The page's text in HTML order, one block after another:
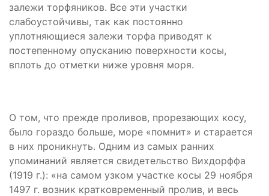
залежи торфяников. Все эти участки
слабоустойчивы, так как постоянно
уплотняющиеся залежи торфа приводят к
постепенному опусканию поверхности косы,
вплоть до отметки ниже уровня моря.
О том, что прежде проливов, прорезающих косу,
было гораздо больше, море «помнит» и старается
в них проникнуть. Одним из самых ранних
упоминаний является свидетельство Вихдорффа
(1919 г.): «на самом узком участке косы 29 ноября
1497 г. возник кратковременный пролив, и весь